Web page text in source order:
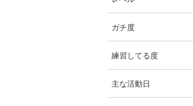
ガチ度
練習してる度
主な活動日